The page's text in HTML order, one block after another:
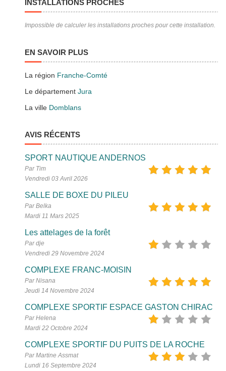
INSTALLATIONS PROCHES
Impossible de calculer les installations proches pour cette installation.
EN SAVOIR PLUS
La région Franche-Comté
Le départementJura
La ville Domblans
AVIS RÉCENTS
SPORT NAUTIQUE ANDERNOS
Par Tim
Vendredi 03 Avril 2026
SALLE DE BOXE DU PILEU
Par Belka
Mardi 11 Mars 2025
Les attelages de la forêt
Par dje
Vendredi 29 Novembre 2024
COMPLEXE FRANC-MOISIN
Par Nisana
Jeudi 14 Novembre 2024
COMPLEXE SPORTIF ESPACE GASTON CHIRAC
Par Helena
Mardi 22 Octobre 2024
COMPLEXE SPORTIF DU PUITS DE LA ROCHE
Par Martine Assmat
Lundi 16 Septembre 2024